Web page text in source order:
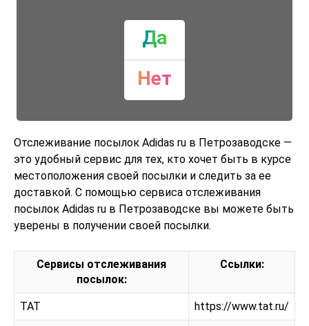
Да
Нет
Отслеживание посылок Adidas ru в Петрозаводске —
это удобный сервис для тех, кто хочет быть в курсе
местоположения своей посылки и следить за ее
доставкой. С помощью сервиса отслеживания
посылок Adidas ru в Петрозаводске вы можете быть
уверены в получении своей посылки.
Сервисы отслеживания
посылок:
Ссылки:
TAT https://www.tat.ru/